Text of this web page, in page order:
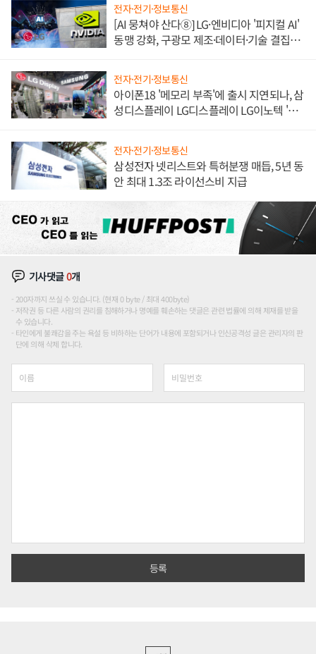
전자·전기·정보통신
[AI 뭉쳐야 산다⑧] LG·엔비디아 '피지컬 AI'
동맹 강화, 구광모 제조·데이터·기술 결집
전자·전기·정보통신
아이폰18 '메모리 부족'에 출시 지연되나, 삼
성디스플레이 LG디스플레이 LG이노텍 '탈
전자·전기·정보통신
삼성전자 넷리스트와 특허분쟁 매듭, 5년 동
안 최대 1.3조 라이선스비 지급
기사댓글0개
200자까지 쓰실 수 있습니다. (현재 0 byte / 최대 400byte)
저작권 등 다른 사람의 권리를 침해하거나 명예를 훼손하는 댓글은 관련 법률에 의해 제재를 받을
수 있습니다.
타인에게 불쾌감을 주는 욕설 등 비하하는 단어가 내용에 포함되거나 인신공격성 글은 관리자의 판
단에 의해 삭제 합니다.